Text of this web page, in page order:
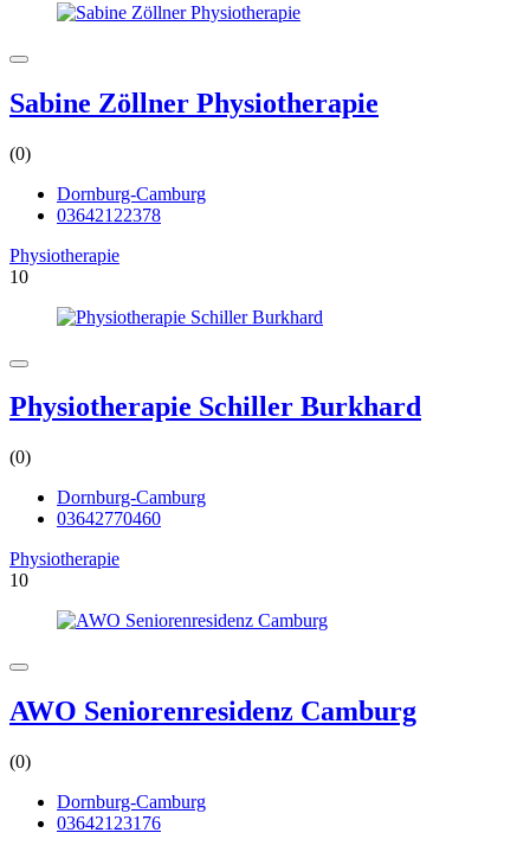
Sabine Zöllner Physiotherapie
(0)
Dornburg-Camburg
03642122378
Physiotherapie
10
Physiotherapie Schiller Burkhard
(0)
Dornburg-Camburg
03642770460
Physiotherapie
10
AWO Seniorenresidenz Camburg
(0)
Dornburg-Camburg
03642123176